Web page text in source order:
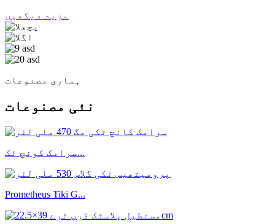
مزید دیکھیں
ہماری مصنوعات
نئی مصنوعات
سرامک کونچ ٹک...
Prometheus Tiki G...